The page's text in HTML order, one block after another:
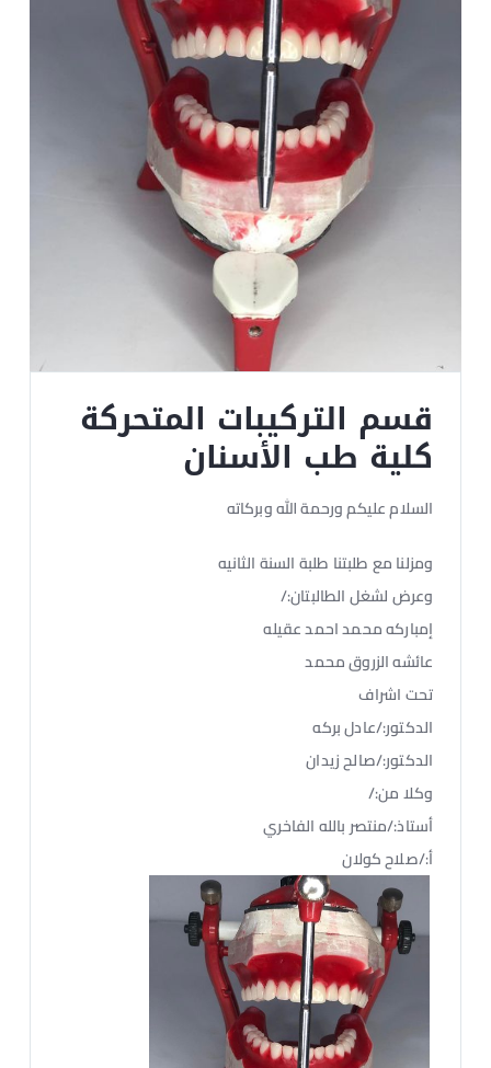
قسم التركيبات المتحركة
كلية طب الأسنان
السلام عليكم ورحمة الله وبركاته
ومزلنا مع طلبتنا طلبة السنة الثانيه
وعرض لشغل الطالبتان:/
إمباركه محمد احمد عقيله
عائشه الزروق محمد
تحت اشراف
الدكتور:/عادل بركه
الدكتور:/صالح زيدان
وكلا من:/
أستاذ:/منتصر بالله الفاخري
أ:/صلاح كولان